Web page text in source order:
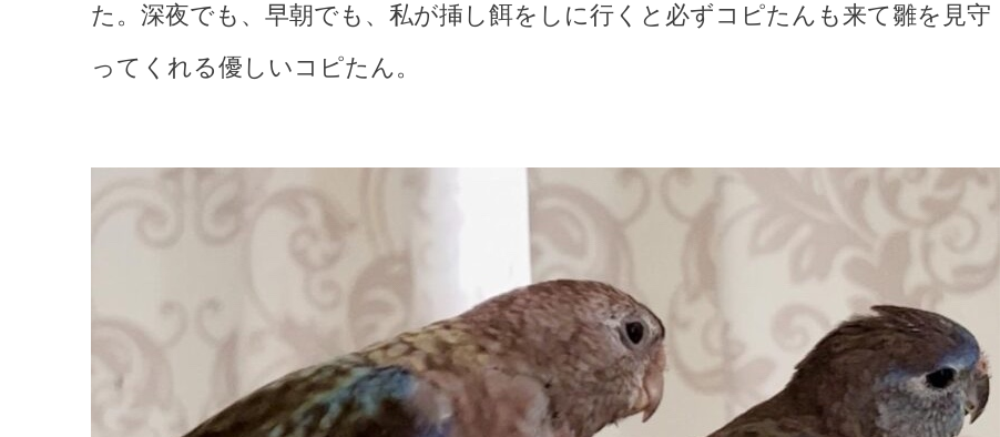
た。深夜でも、早朝でも、私が挿し餌をしに行くと必ずコピたんも来て雛を見守
ってくれる優しいコピたん。